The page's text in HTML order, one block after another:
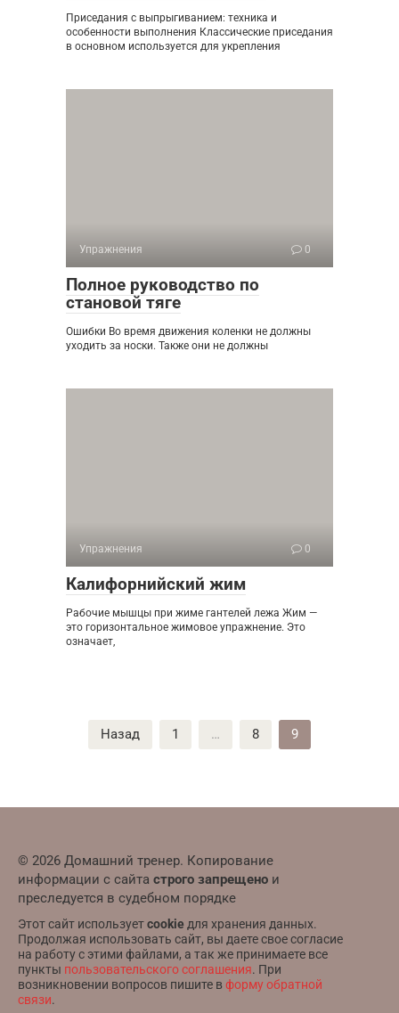
Приседания с выпрыгиванием: техника и
особенности выполнения Классические приседания
в основном используется для укрепления
Упражнения 0
Полное руководство по
становой тяге
Ошибки Во время движения коленки не должны
уходить за носки. Также они не должны
Упражнения 0
Калифорнийский жим
Рабочие мышцы при жиме гантелей лежа Жим —
это горизонтальное жимовое упражнение. Это
означает,
Назад 1 … 8 9
© 2026 Домашний тренер. Копирование
информации с сайта строго запрещено и
преследуется в судебном порядке
Этот сайт используетcookie для хранения данных.
Продолжая использовать сайт, вы даете свое согласие
на работу с этими файлами, а так же принимаете все
пункты пользовательского соглашения. При
возникновении вопросов пишите вформу обратной
связи.